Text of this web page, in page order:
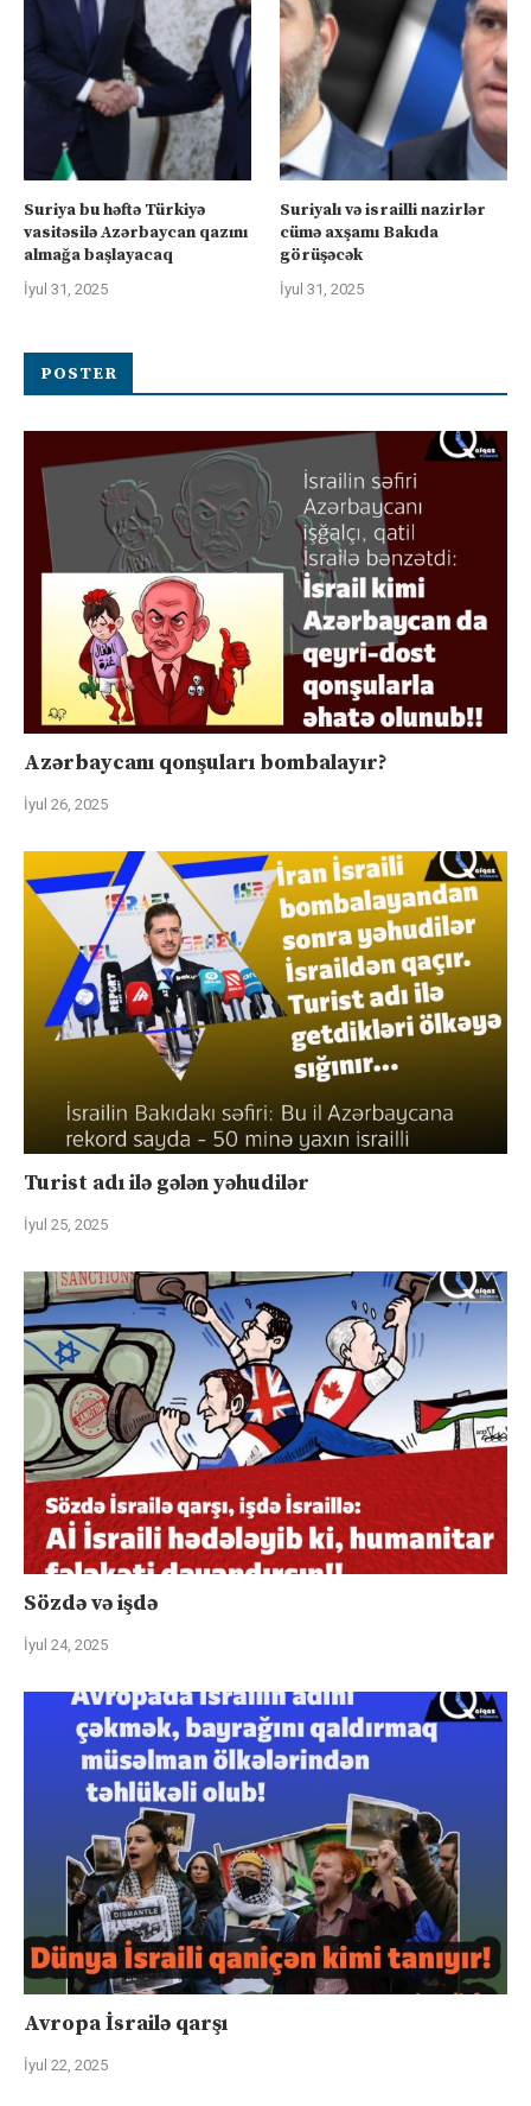
Suriya bu həftə Türkiyə
vasitəsilə Azərbaycan qazını
almağa başlayacaq
İyul 31, 2025
Suriyalı və israilli nazirlər
cümə axşamı Bakıda
görüşəcək
İyul 31, 2025
POSTER
Azərbaycanı qonşuları bombalayır?
İyul 26, 2025
Turist adı ilə gələn yəhudilər
İyul 25, 2025
Sözdə və işdə
İyul 24, 2025
Avropa İsrailə qarşı
İyul 22, 2025